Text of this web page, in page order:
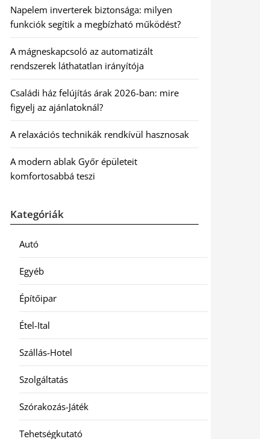
Napelem inverterek biztonsága: milyen
funkciók segítik a megbízható működést?
A mágneskapcsoló az automatizált
rendszerek láthatatlan irányítója
Családi ház felújítás árak 2026-ban: mire
figyelj az ajánlatoknál?
A relaxációs technikák rendkívül hasznosak
A modern ablak Győr épületeit
komfortosabbá teszi
Kategóriák
Autó
Egyéb
Építőipar
Étel-Ital
Szállás-Hotel
Szolgáltatás
Szórakozás-Játék
Tehetségkutató